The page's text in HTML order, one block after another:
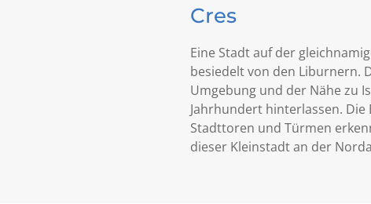
Cres
Eine Stadt auf der
besiedelt von den Liburnern.
Umgebung und der Nähe zu
Jahrhundert hinterlassen. Die
Stadttoren und Türmen
dieser Kleinstadt an der